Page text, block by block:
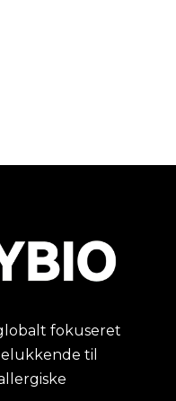
fokuseret
til